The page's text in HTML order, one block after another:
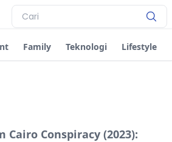
Family Teknologi Lifestyle
Cairo Conspiracy (2023):